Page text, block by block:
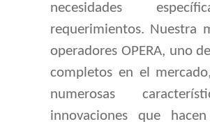
necesidades
requerimientos. Nuestra
operadores OPERA, uno
completos en el
numerosas
innovaciones que